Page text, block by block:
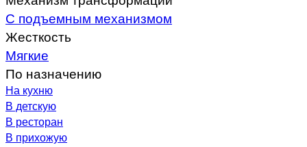
С подъемным механизмом
Жесткость
Мягкие
По назначению
На кухню
В детскую
В ресторан
В прихожую